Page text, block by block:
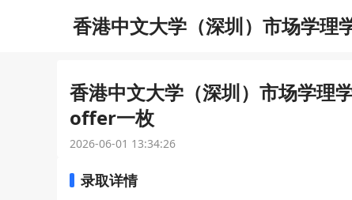
香港中文大学（深圳）市场学
香港中文大学（深圳）市场学理
offer一枚
2026-06-01 13:34:26
录取详情